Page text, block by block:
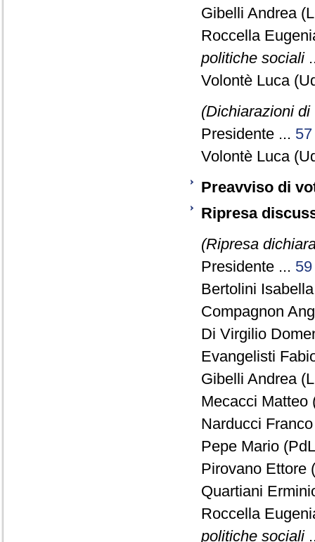
Gibelli Andrea
Roccella
politiche sociali
Volontè Luca
(Dichiarazioni di
Presidente ... 57
Volontè Luca
Preavviso di
Ripresa
(Ripresa
Presidente ... 59
Bertolini
Compagnon
Di Virgilio
Evangelisti
Gibelli Andrea
Mecacci
Narducci
Pepe Mario
Pirovano Ettore
Quartiani
Roccella
politiche sociali